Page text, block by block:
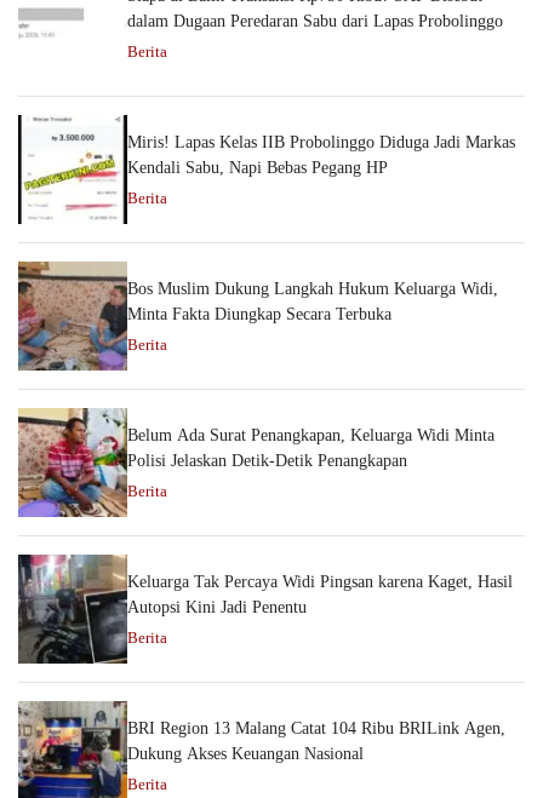
dalam Dugaan Peredaran Sabu dari Lapas Probolinggo
Berita
Miris! Lapas Kelas IIB Probolinggo Diduga Jadi Markas
Kendali Sabu, Napi Bebas Pegang HP
Berita
Bos Muslim Dukung Langkah Hukum Keluarga Widi,
Minta Fakta Diungkap Secara Terbuka
Berita
Belum Ada Surat Penangkapan, Keluarga Widi Minta
Polisi Jelaskan Detik-Detik Penangkapan
Berita
Keluarga Tak Percaya Widi Pingsan karena Kaget, Hasil
Autopsi Kini Jadi Penentu
Berita
BRI Region 13 Malang Catat 104 Ribu BRILink Agen,
Dukung Akses Keuangan Nasional
Berita